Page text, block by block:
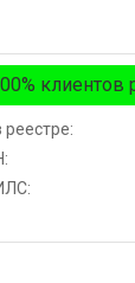
клиентов